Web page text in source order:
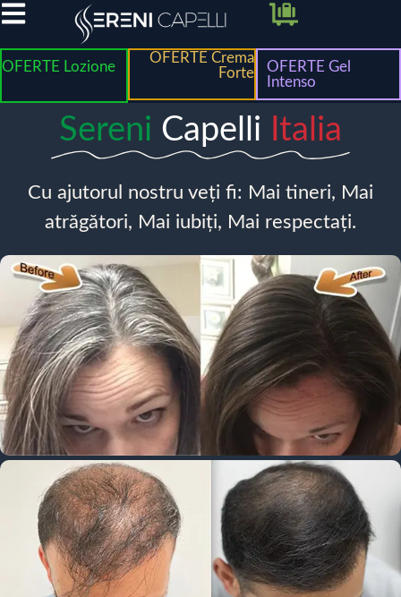
OFERTE Lozione
OFERTE Crema
Forte
OFERTE Gel
Intenso
Sereni Capelli Italia
Cu ajutorul nostru veți fi: Mai tineri, Mai
atrăgători, Mai iubiți, Mai respectați.